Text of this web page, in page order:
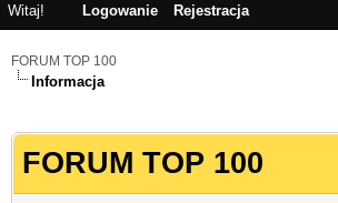
Witaj! Logowanie Rejestracja
FORUM TOP 100
Informacja
FORUM TOP 100